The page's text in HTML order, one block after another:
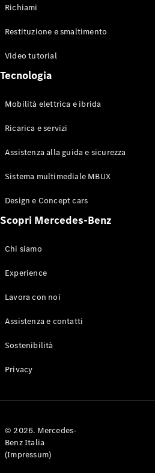
Richiami
Restituzione e smaltimento
Video tutorial
Tecnologia
Mobilità elettrica e ibrida
Ricarica e servizi
Assistenza alla guida e sicurezza
Sistema multimediale MBUX
Design e Concept cars
Scopri Mercedes-Benz
Chi siamo
Experience
Lavora con noi
Assistenza e contatti
Sostenibilità
Privacy
© 2026. Mercedes-
Benz Italia
(Impressum)